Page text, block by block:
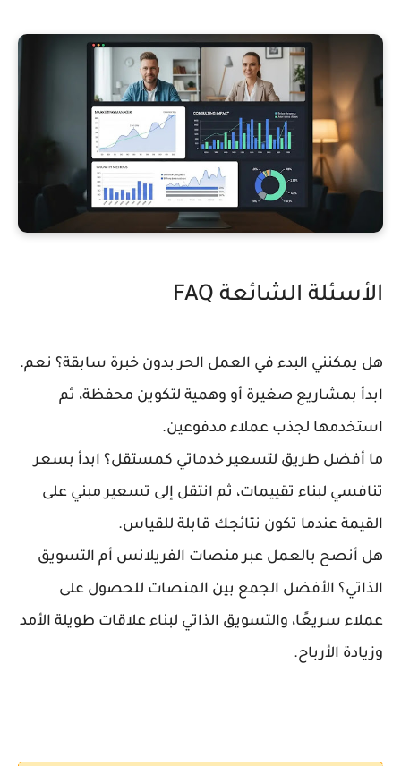
الأسئلة الشائعة FAQ
هل يمكنني البدء في العمل الحر بدون خبرة سابقة؟ نعم.
ابدأ بمشاريع صغيرة أو وهمية لتكوين محفظة، ثم
استخدمها لجذب عملاء مدفوعين.
ما أفضل طريق لتسعير خدماتي كمستقل؟ ابدأ بسعر
تنافسي لبناء تقييمات، ثم انتقل إلى تسعير مبني على
القيمة عندما تكون نتائجك قابلة للقياس.
هل أنصح بالعمل عبر منصات الفريلانس أم التسويق
الذاتي؟ الأفضل الجمع بين المنصات للحصول على
عملاء سريعًا، والتسويق الذاتي لبناء علاقات طويلة الأمد
وزيادة الأرباح.